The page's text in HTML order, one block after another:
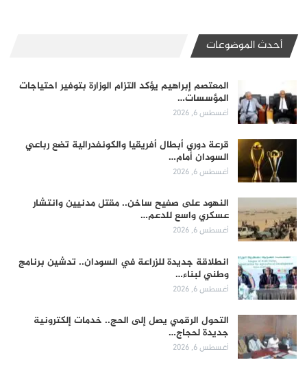
أحدث الموضوعات
المعتصم إبراهيم يؤكد التزام الوزارة بتوفير احتياجات
المؤسسات…
أغسطس 6, 2026
قرعة دوري أبطال أفريقيا والكونفدرالية تضع رباعي
السودان أمام…
أغسطس 6, 2026
النهود على صفيح ساخن.. مقتل مدنيين وانتشار
عسكري واسع للدعم…
أغسطس 6, 2026
انطلاقة جديدة للزراعة في السودان.. تدشين برنامج
وطني لبناء…
أغسطس 6, 2026
التحول الرقمي يصل إلى الحج.. خدمات إلكترونية
جديدة لحجاج…
أغسطس 6, 2026